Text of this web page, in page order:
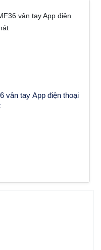
vân tay App điện thoại